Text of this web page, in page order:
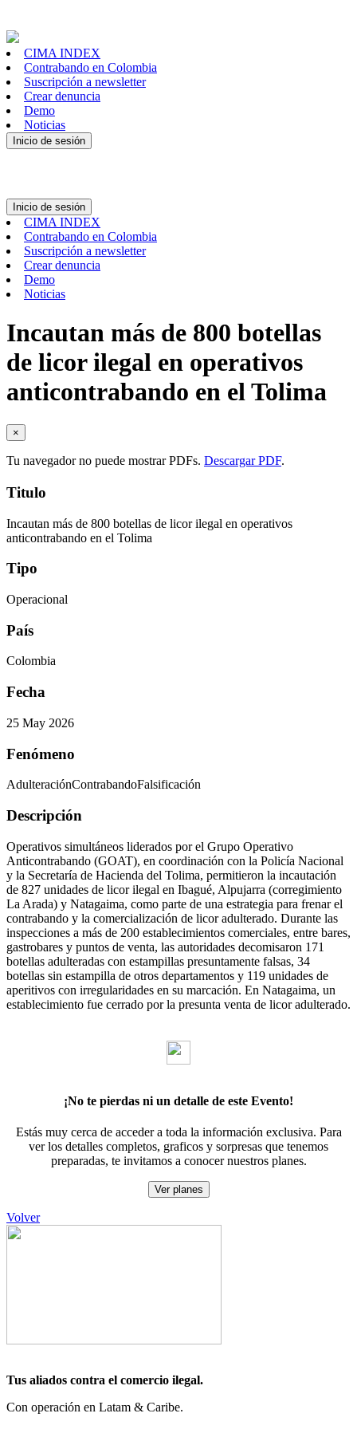
CIMA INDEX
Contrabando en Colombia
Suscripción a newsletter
Crear denuncia
Demo
Noticias
Inicio de sesión
Inicio de sesión
CIMA INDEX
Contrabando en Colombia
Suscripción a newsletter
Crear denuncia
Demo
Noticias
Incautan más de 800 botellas
de licor ilegal en operativos
anticontrabando en el Tolima
×
Tu navegador no puede mostrar PDFs. Descargar PDF.
Titulo
Incautan más de 800 botellas de licor ilegal en operativos
anticontrabando en el Tolima
Tipo
Operacional
País
Colombia
Fecha
25 May 2026
Fenómeno
AdulteraciónContrabandoFalsificación
Descripción
Operativos simultáneos liderados por el Grupo Operativo
Anticontrabando (GOAT), en coordinación con la Policía Nacional
y la Secretaría de Hacienda del Tolima, permitieron la incautación
de 827 unidades de licor ilegal en Ibagué, Alpujarra (corregimiento
La Arada) y Natagaima, como parte de una estrategia para frenar el
contrabando y la comercialización de licor adulterado. Durante las
inspecciones a más de 200 establecimientos comerciales, entre bares,
gastrobares y puntos de venta, las autoridades decomisaron 171
botellas adulteradas con estampillas presuntamente falsas, 34
botellas sin estampilla de otros departamentos y 119 unidades de
aperitivos con irregularidades en su marcación. En Natagaima, un
establecimiento fue cerrado por la presunta venta de licor adulterado.
¡No te pierdas ni un detalle de este Evento!
Estás muy cerca de acceder a toda la información exclusiva. Para
ver los detalles completos, graficos y sorpresas que tenemos
preparadas, te invitamos a conocer nuestros planes.
Ver planes
Volver
Tus aliados contra el comercio ilegal.
Con operación en Latam & Caribe.